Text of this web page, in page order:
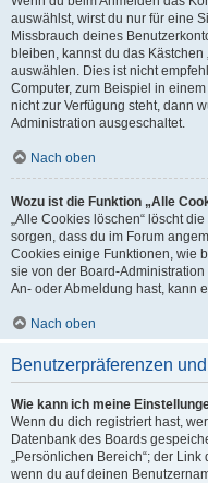
auswählst, wirst du nur für eine
Missbrauch deines
bleiben, kannst du das
auswählen. Dies ist nicht
Computer, zum Beispiel in
nicht zur Verfügung steht, dann
Administration ausgeschaltet.
Nach oben
Wozu ist die Funktion „Alle
„Alle Cookies löschen“ löscht
sorgen, dass du im Forum
Cookies einige Funktionen, wie
sie von der Board-
An- oder Abmeldung hast, kann
Nach oben
Benutzerpräferenzen
Wie kann ich meine
Wenn du dich registriert hast,
Datenbank des Boards
„Persönlichen Bereich“; der
wenn du auf deinen